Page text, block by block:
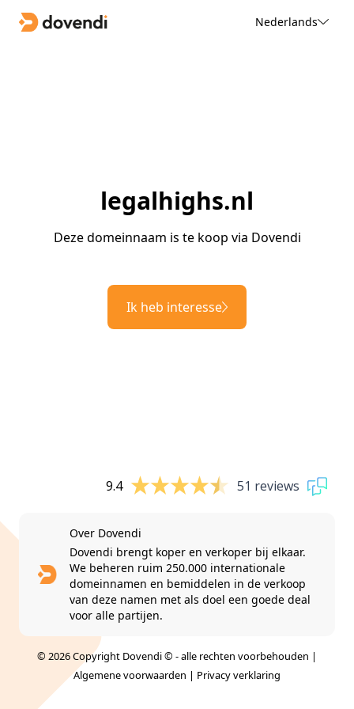
Nederlands
legalhighs.nl
Deze domeinnaam is te koop via Dovendi
Ik heb interesse
9.4 51 reviews
Over Dovendi
Dovendi brengt koper en verkoper bij elkaar.
We beheren ruim 250.000 internationale
domeinnamen en bemiddelen in de verkoop
van deze namen met als doel een goede deal
voor alle partijen.
© 2026 Copyright Dovendi © - alle rechten voorbehouden |
Algemene voorwaarden | Privacy verklaring